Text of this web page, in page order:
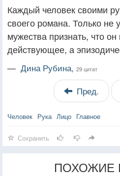
Каждый человек своими
своего романа. Только не
мужества признать, что
действующее, а
— Дина Рубина, 29 цитат
Пред.
Человек Рука Лицо Главное
Сохранить
ПОХОЖИЕ